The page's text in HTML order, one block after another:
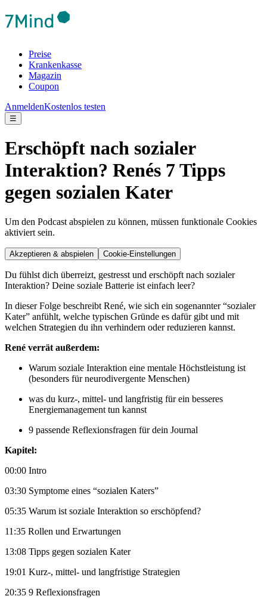
Preise
Krankenkasse
Magazin
Coupon
AnmeldenKostenlos testen
☰
Erschöpft nach sozialer
Interaktion? Renés 7 Tipps
gegen sozialen Kater
Um den Podcast abspielen zu können, müssen funktionale Cookies
aktiviert sein.
Akzeptieren & abspielen Cookie-Einstellungen
Du fühlst dich überreizt, gestresst und erschöpft nach sozialer
Interaktion? Deine soziale Batterie ist einfach leer?
In dieser Folge beschreibt René, wie sich ein sogenannter “sozialer
Kater” anfühlt, welche typischen Gründe es dafür gibt und mit
welchen Strategien du ihn verhindern oder reduzieren kannst.
René verrät außerdem:
Warum soziale Interaktion eine mentale Höchstleistung ist
(besonders für neurodivergente Menschen)
was du kurz-, mittel- und langfristig für ein besseres
Energiemanagement tun kannst
9 passende Reflexionsfragen für dein Journal
Kapitel:
00:00 Intro
03:30 Symptome eines “sozialen Katers”
05:35 Warum ist soziale Interaktion so erschöpfend?
11:35 Rollen und Erwartungen
13:08 Tipps gegen sozialen Kater
19:01 Kurz-, mittel- und langfristige Strategien
20:35 9 Reflexionsfragen